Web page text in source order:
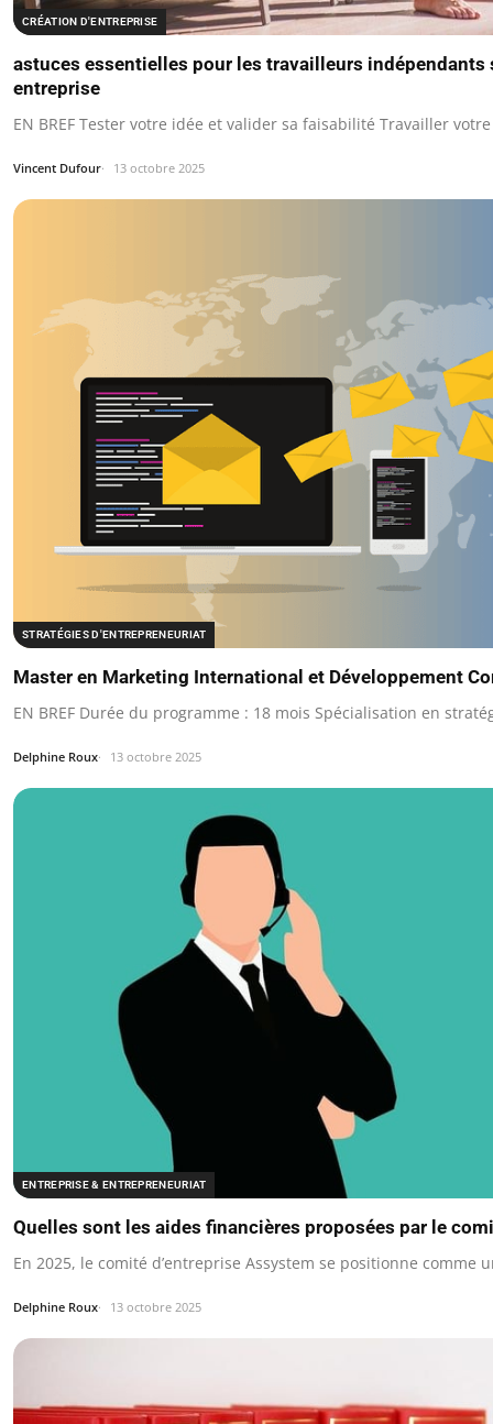
CRÉATION D'ENTREPRISE
astuces essentielles pour les travailleurs indépendants
entreprise
EN BREF Tester votre idée et valider sa faisabilité Travailler
Vincent Dufour 13 octobre 2025
STRATÉGIES D'ENTREPRENEURIAT
Master en Marketing International et Développement
EN BREF Durée du programme : 18 mois Spécialisation en
Delphine Roux 13 octobre 2025
ENTREPRISE & ENTREPRENEURIAT
Quelles sont les aides financières proposées par le
En 2025, le comité d’entreprise Assystem se positionne
Delphine Roux 13 octobre 2025